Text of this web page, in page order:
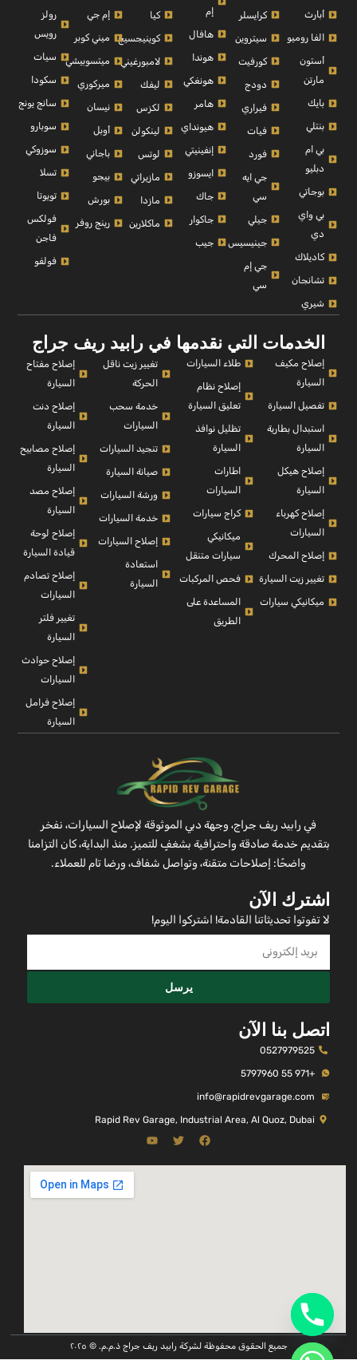
أبارث
الفا روميو
أستون
مارتن
بايك
بنتلي
بي ام
دبليو
بوجاتي
بي واي
دي
كاديلاك
تشانجان
شيري
كرايسلر
سيتروين
كورفيت
دودج
فيراري
فيات
فورد
جي ايه
سي
جيلي
جينيسيس
جي إم
سي
إم
هافال
هوندا
هونغكي
هامر
هيونداي
إنفينيتي
ايسوزو
جاك
جاكوار
جيب
كيا
كوينيجسيج
لامبورغيني
ليفك
لكزس
لينكولن
لوتس
مازيراتي
مازدا
ماكلارين
إم جي
ميني كوبر
ميتسوبيشي
ميركوري
نيسان
أوبل
باجاني
بيجو
بورش
رينج روفر
رولز
رويس
سيات
سكودا
سانج يونج
سوبارو
سوزوكي
تسلا
تويوتا
فولكس
فاجن
فولفو
الخدمات التي نقدمها في رابيد ريف جراج
إصلاح مكيف
السيارة
تفصيل السيارة
استبدال بطارية
السيارة
إصلاح هيكل
السيارة
إصلاح كهرباء
السيارات
إصلاح المحرك
تغيير زيت السيارة
ميكانيكي سيارات
طلاء السيارات
إصلاح نظام
تعليق السيارة
تظليل نوافذ
السيارة
اطارات
السيارات
كراج سيارات
ميكانيكي
سيارات متنقل
فحص المركبات
المساعدة على
الطريق
تغيير زيت ناقل
الحركة
خدمة سحب
السيارات
تنجيد السيارات
صيانة السيارة
ورشة السيارات
خدمة السيارات
إصلاح السيارات
استعادة
السيارة
إصلاح مفتاح
السيارة
إصلاح دنت
السيارة
إصلاح مصابيح
السيارة
إصلاح مصد
السيارة
إصلاح لوحة
قيادة السيارة
إصلاح تصادم
السيارات
تغيير فلتر
السيارة
إصلاح حوادث
السيارات
إصلاح فرامل
السيارة
في رابيد ريف جراج، وجهة دبي الموثوقة لإصلاح السيارات، نفخر
بتقديم خدمة صادقة واحترافية بشغفٍ للتميز. منذ البداية، كان التزامنا
واضحًا: إصلاحات متقنة، وتواصل شفاف، ورضا تام للعملاء.
اشترك الآن
لا تفوتوا تحديثاتنا القادمة! اشتركوا اليوم!
يرسل
اتصل بنا الآن
0527979525
+971 55 5797960
info@rapidrevgarage.com
Rapid Rev Garage, Industrial Area, Al Quoz, Dubai
جميع الحقوق محفوظة لشركة رابيد ريف جراج ذ.م.م. © ٢٠٢٥